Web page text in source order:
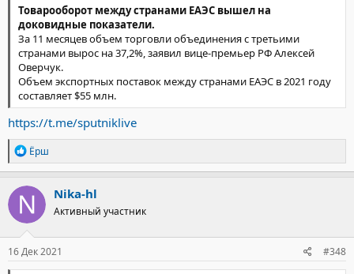
Товарооборот между странами ЕАЭС вышел на
доковидные показатели.
За 11 месяцев объем торговли объединения с третьими
странами вырос на 37,2%, заявил вице-премьер РФ Алексей
Оверчук.
Объем экспортных поставок между странами ЕАЭС в 2021 году
составляет $55 млн.
https://t.me/sputniklive
Р
е
а
к
ц
и
и
:
Ёрш
Nika-hl
Активный участник
16 Дек 2021 #348